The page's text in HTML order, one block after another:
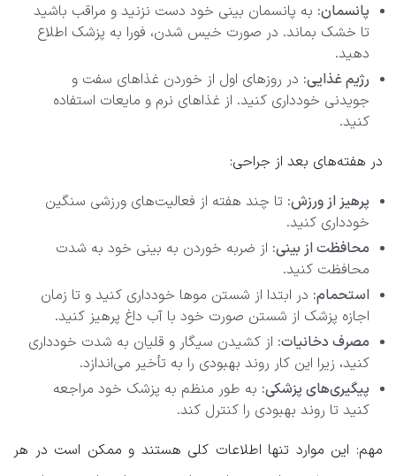
پانسمان: به پانسمان بینی خود دست نزنید و مراقب باشید
تا خشک بماند. در صورت خیس شدن، فورا به پزشک اطلاع
دهید.
رژیم غذایی: در روزهای اول از خوردن غذاهای سفت و
جویدنی خودداری کنید. از غذاهای نرم و مایعات استفاده
کنید.
در هفته‌های بعد از جراحی:
پرهیز از ورزش: تا چند هفته از فعالیت‌های ورزشی سنگین
خودداری کنید.
محافظت از بینی: از ضربه خوردن به بینی خود به شدت
محافظت کنید.
استحمام: در ابتدا از شستن موها خودداری کنید و تا زمان
اجازه پزشک از شستن صورت خود با آب داغ پرهیز کنید.
مصرف دخانیات: از کشیدن سیگار و قلیان به شدت خودداری
کنید، زیرا این کار روند بهبودی را به تأخیر می‌اندازد.
پیگیری‌های پزشکی: به طور منظم به پزشک خود مراجعه
کنید تا روند بهبودی را کنترل کند.
مهم: این موارد تنها اطلاعات کلی هستند و ممکن است در هر